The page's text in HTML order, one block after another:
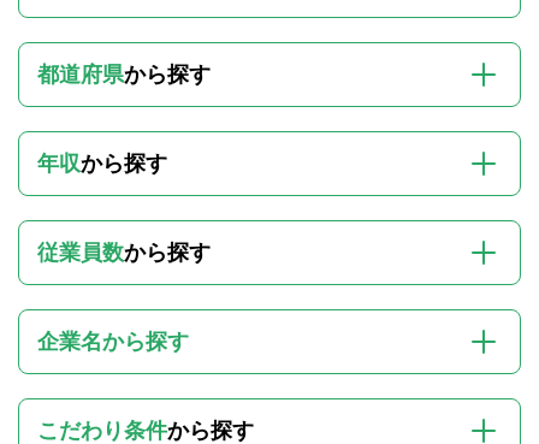
都道府県から探す
年収から探す
従業員数から探す
企業名から探す
こだわり条件から探す